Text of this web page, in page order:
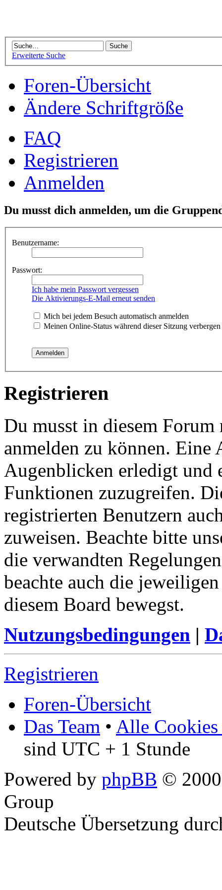
Erweiterte Suche
Foren-Übersicht
Ändere Schriftgröße
FAQ
Registrieren
Anmelden
Du musst dich anmelden, um die
Benutzername:
Passwort:
Ich habe mein Passwort vergessen
Die Aktivierungs-E-Mail erneut senden
Mich bei jedem Besuch automatisch anmelden
Meinen Online-Status während dieser Sitzung verbergen
Registrieren
Du musst in diesem
anmelden zu können.
Augenblicken erledigt und
Funktionen zuzugreifen.
registrierten Benutzern
zuweisen. Beachte bitte
die verwandten
beachte auch die
diesem Board bewegst.
Nutzungsbedingungen |
Registrieren
Foren-Übersicht
Das Team • Alle Cookies
sind UTC + 1 Stunde
Powered by phpBB ©
Group
Deutsche Übersetzung